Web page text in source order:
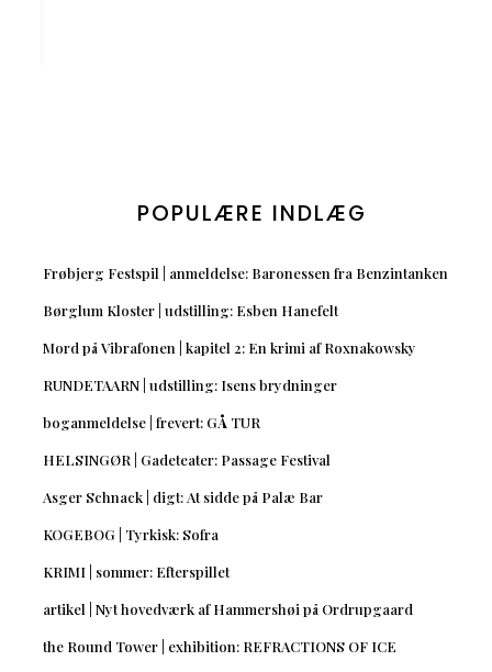
POPULÆRE INDLÆG
Frøbjerg Festspil | anmeldelse: Baronessen fra Benzintanken
Børglum Kloster | udstilling: Esben Hanefelt
Mord på Vibrafonen | kapitel 2: En krimi af Roxnakowsky
RUNDETAARN | udstilling: Isens brydninger
boganmeldelse | frevert: GÅ TUR
HELSINGØR | Gadeteater: Passage Festival
Asger Schnack | digt: At sidde på Palæ Bar
KOGEBOG | Tyrkisk: Sofra
KRIMI | sommer: Efterspillet
artikel | Nyt hovedværk af Hammershøi på Ordrupgaard
the Round Tower | exhibition: REFRACTIONS OF ICE